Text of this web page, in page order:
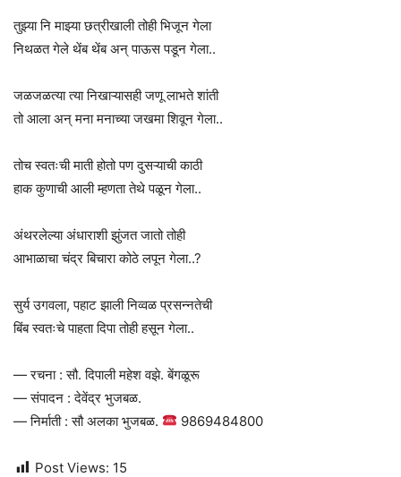
तुझ्या नि माझ्या छत्रीखाली तोही भिजून गेला
निथळत गेले थेंब थेंब अन् पाऊस पडून गेला..
जळजळत्या त्या निखाऱ्यासही जणू लाभते शांती
तो आला अन् मना मनाच्या जखमा शिवून गेला..
तोच स्वतःची माती होतो पण दुसऱ्याची काठी
हाक कुणाची आली म्हणता तेथे पळून गेला..
अंथरलेल्या अंधाराशी झुंजत जातो तोही
आभाळाचा चंद्र बिचारा कोठे लपून गेला..?
सुर्य उगवला, पहाट झाली निव्वळ प्रसन्नतेची
बिंब स्वतःचे पाहता दिपा तोही हसून गेला..
— रचना : सौ. दिपाली महेश वझे. बेंगळूरू
— संपादन : देवेंद्र भुजबळ.
— निर्माती : सौ अलका भुजबळ.
9869484800
Post Views: 15